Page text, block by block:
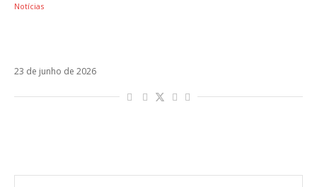
Notícias
23 de junho de 2026